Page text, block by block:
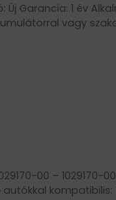
Új Garancia: 1 év
vagy
00 – 1029170-
autókkal